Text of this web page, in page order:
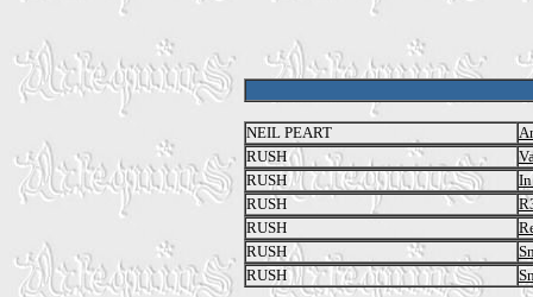
NEIL PEART
RUSH
RUSH
RUSH
RUSH
RUSH
RUSH